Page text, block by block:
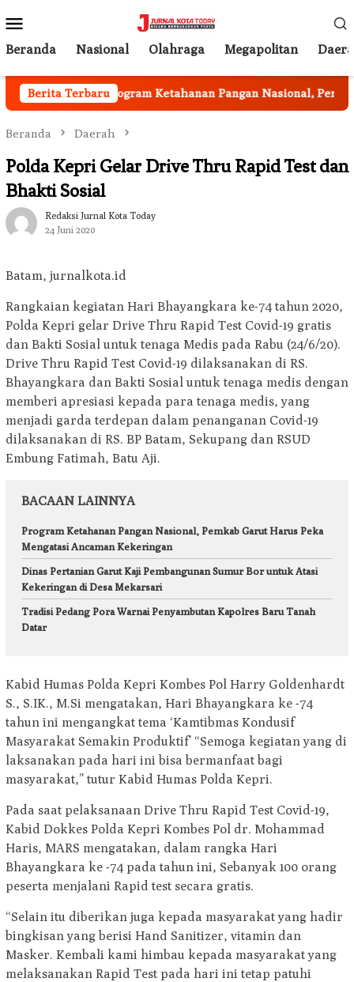
ke
kontenMobile
Beranda Nasional Olahraga Megapolitan
Berita TerbaruProgram Ketahanan Pangan Nasional, Pemkab
Beranda Daerah
Polda Kepri Gelar Drive Thru Rapid Test dan
Bhakti Sosial
Redaksi Jurnal Kota Today
24 Juni 2020
Batam, jurnalkota.id
Rangkaian kegiatan Hari Bhayangkara ke-74 tahun 2020,
Polda Kepri gelar Drive Thru Rapid Test Covid-19 gratis
dan Bakti Sosial untuk tenaga Medis pada Rabu (24/6/20).
Drive Thru Rapid Test Covid-19 dilaksanakan di RS.
Bhayangkara dan Bakti Sosial untuk tenaga medis dengan
memberi apresiasi kepada para tenaga medis, yang
menjadi garda terdepan dalam penanganan Covid-19
dilaksanakan di RS. BP Batam, Sekupang dan RSUD
Embung Fatimah, Batu Aji.
BACAAN LAINNYA
Program Ketahanan Pangan Nasional, Pemkab Garut Harus Peka
Mengatasi Ancaman Kekeringan
Dinas Pertanian Garut Kaji Pembangunan Sumur Bor untuk Atasi
Kekeringan di Desa Mekarsari
Tradisi Pedang Pora Warnai Penyambutan Kapolres Baru Tanah
Datar
Kabid Humas Polda Kepri Kombes Pol Harry Goldenhardt
S., S.IK., M.Si mengatakan, Hari Bhayangkara ke -74
tahun ini mengangkat tema ‘Kamtibmas Kondusif
Masyarakat Semakin Produktif’ “Semoga kegiatan yang di
laksanakan pada hari ini bisa bermanfaat bagi
masyarakat,” tutur Kabid Humas Polda Kepri.
Pada saat pelaksanaan Drive Thru Rapid Test Covid-19,
Kabid Dokkes Polda Kepri Kombes Pol dr. Mohammad
Haris, MARS mengatakan, dalam rangka Hari
Bhayangkara ke -74 pada tahun ini, Sebanyak 100 orang
peserta menjalani Rapid test secara gratis.
“Selain itu diberikan juga kepada masyarakat yang hadir
bingkisan yang berisi Hand Sanitizer, vitamin dan
Masker. Kembali kami himbau kepada masyarakat yang
melaksanakan Rapid Test pada hari ini tetap patuhi